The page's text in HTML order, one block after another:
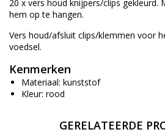
20 x vers houd knijpers/clips gekleurd.
hem op te hangen.
Vers houd/afsluit clips/klemmen voor
voedsel.
Kenmerken
Materiaal: kunststof
Kleur: rood
GERELATEERDE